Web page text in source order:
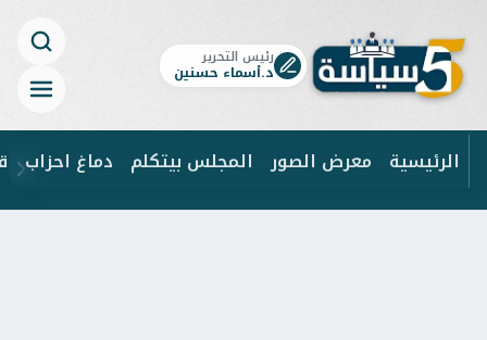
رئيس التحرير
د.أسماء حسنين
الرئيسية معرض الصور المجلس بيتكلم دماغ احزاب